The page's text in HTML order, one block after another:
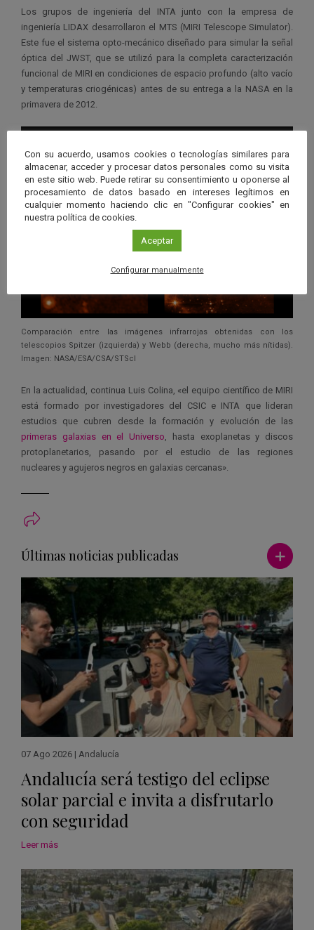
Los grupos de ingeniería del INTA junto con la empresa de
ingeniería LIDAX desarrollaron el MTS (MIRI Telescope Simulator).
Este fue el sistema opto-mecánico diseñado para simular la señal
óptica del JWST, que se utilizó para la completa caracterización
funcional de MIRI en condiciones de espacio profundo (alto vacío
y temperaturas criogénicas) antes de su entrega a la NASA en la
primavera de 2012.
Comparación entre las imágenes infrarrojas obtenidas con los
telescopios Spitzer (izquierda) y Webb (derecha, mucho más nítidas).
Imagen: NASA/ESA/CSA/STScI
En la actualidad, continua Luis Colina, «el equipo científico de MIRI
está formado por investigadores del CSIC e INTA que lideran
estudios que cubren desde la formación y evolución de las
primeras galaxias en el Universo, hasta exoplanetas y discos
protoplanetarios, pasando por el estudio de las regiones
nucleares y agujeros negros en galaxias cercanas».
Últimas noticias publicadas Ver más
07 Ago 2026 | Andalucía
Andalucía será testigo del eclipse
solar parcial e invita a disfrutarlo
con seguridad
Leer más
Con su acuerdo, usamos cookies o tecnologías similares para
almacenar, acceder y procesar datos personales como su visita
en este sitio web. Puede retirar su consentimiento u oponerse al
procesamiento de datos basado en intereses legítimos en
cualquier momento haciendo clic en "Configurar cookies" en
nuestra política de cookies.
Aceptar
Configurar manualmente